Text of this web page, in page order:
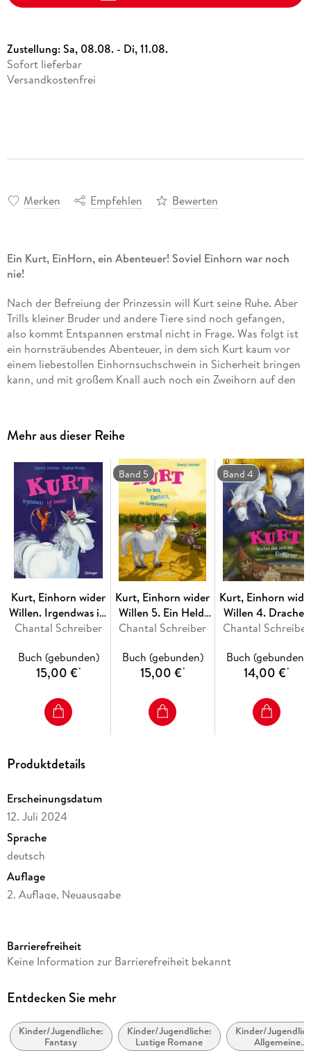
Zustellung:Sa, 08.08. - Di, 11.08.
Sofort lieferbar
Versandkostenfrei
Merken Empfehlen Bewerten
Ein Kurt, EinHorn, ein Abenteuer! Soviel Einhorn war noch
nie!
Nach der Befreiung der Prinzessin will Kurt seine Ruhe. Aber
Trills kleiner Bruder und andere Tiere sind noch gefangen,
also kommt Entspannen erstmal nicht in Frage. Was folgt ist
ein hornsträubendes Abenteuer, in dem sich Kurt kaum vor
einem liebestollen Einhornsuchschwein in Sicherheit bringen
kann, und mit großem Knall auch noch ein Zweihorn auf den
Schreiber wieder für rasanten Vorlesegenuss.
Ein garantiert
klischeefreies Einhornwider Willen.
Ironisch-witziges Vorlesevergnügen
für Kinder ab 5
Jahren, bei dem auch Große ihren Spaß haben.
Äußerst amüsant illustriertvon Stephan Pricken.
Alle Bände der Reihe:
Band 2: EinHorn kommt selten allein
Band 3: EinHorn - eine Mission
Band 4: Drachen sind auch nur EinHörner
Band 5: Ein Held, EinHorn, ein Gartenzwerg
Zusätzlich erschienen ist das Bilderbuch "Irgendwas ist
immer" mit vielen Bildern und geringerem Textanteil für
jüngere Kinder ab 3 Jahren.
Mehr aus dieser Reihe
Kurt, Einhorn wider
Willen. Irgendwas ist
immer
Chantal Schreiber
Buch (gebunden)
15,00 €*
Band 5
Kurt, Einhorn wider
Willen 5. Ein Held,
EinHorn, ein
Chantal Schreiber
Buch (gebunden)
15,00 €*
Band 4
Kurt, Einhorn
Willen 4. Drachen
sind auch nur
Chantal Schreiber
Buch (gebunden)
14,00 €*
Produktdetails
Erscheinungsdatum
12. Juli 2024
Sprache
deutsch
Auflage
2. Auflage, Neuausgabe
Altersempfehlung
Reihe
Autor/Autorin
Chantal Schreiber
Barrierefreiheit
Keine Information zur Barrierefreiheit bekannt
Entdecken Sie mehr
Kinder/Jugendliche:
Fantasy
Kinder/Jugendliche:
Lustige Romane
Kinder/
Allgemeine
Interessen: